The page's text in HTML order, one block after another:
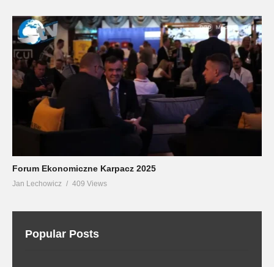
Forum Ekonomiczne Karpacz 2025
Jan Lechowicz 409 Views
Popular Posts